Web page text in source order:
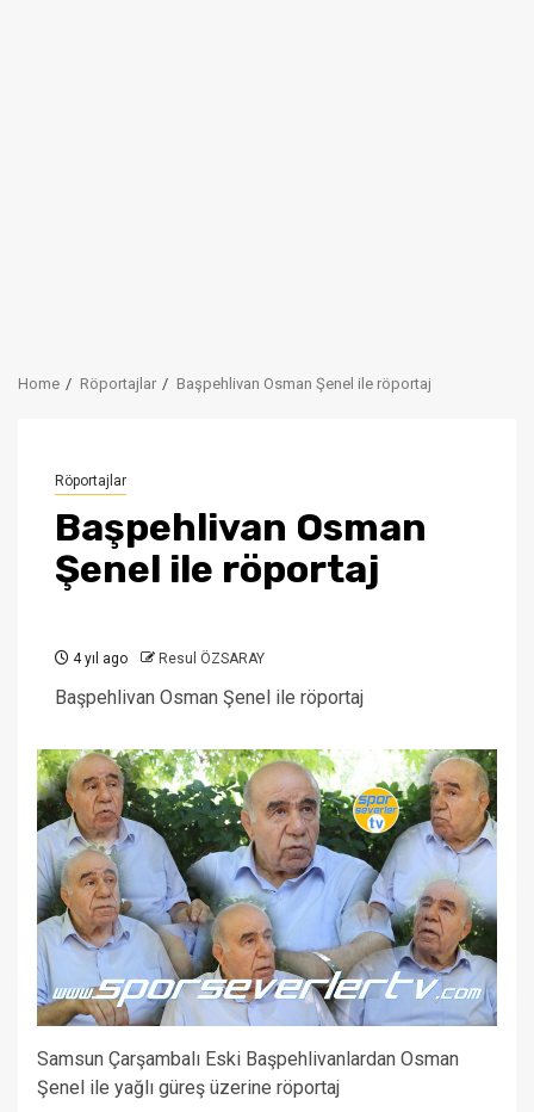
Home Röportajlar Başpehlivan Osman Şenel ile röportaj
Röportajlar
Başpehlivan Osman
Şenel ile röportaj
4 yıl ago Resul ÖZSARAY
Başpehlivan Osman Şenel ile röportaj
Samsun Çarşambalı Eski Başpehlivanlardan Osman
Şenel ile yağlı güreş üzerine röportaj